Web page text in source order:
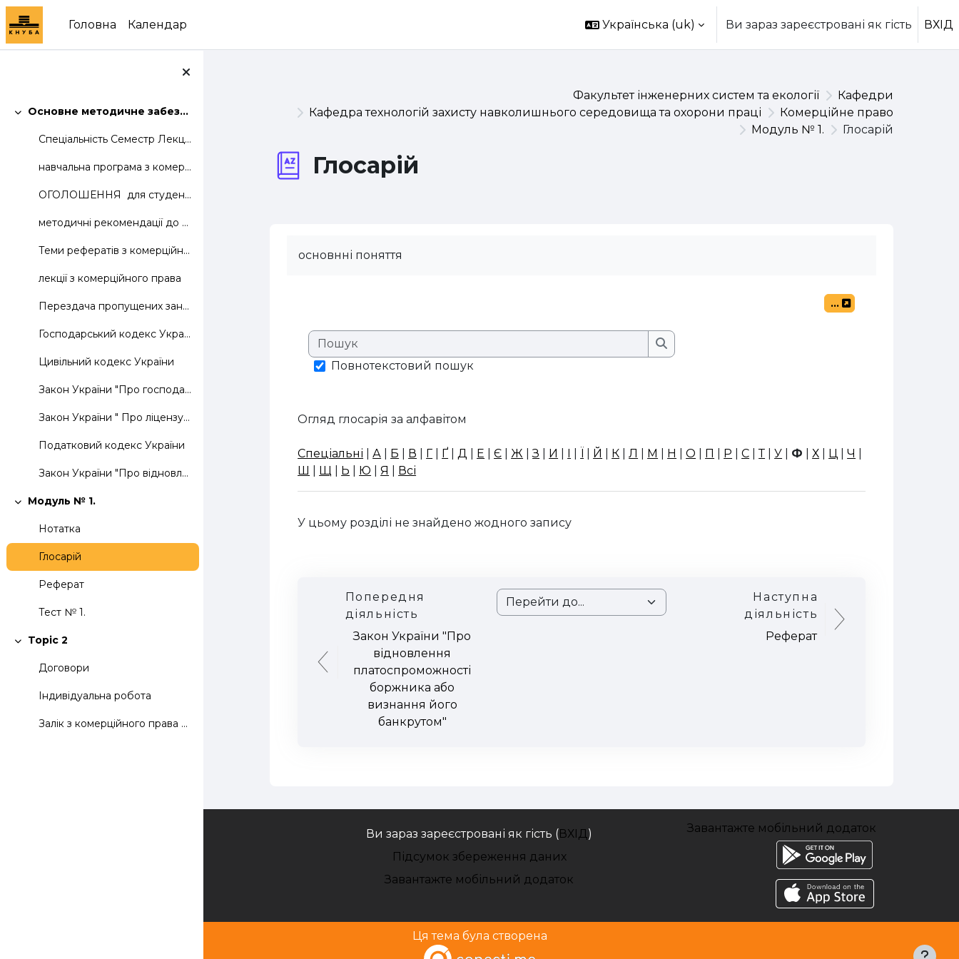
Перейти до головного вмісту
Головна
Календар Українська ‎(uk)‎ Ви зараз зареєстровані як гість ВХІД
Згорнути
Основне методичне забезпечення дисципліни
Спеціальність Семестр Лекцій Лаб. Практ....
навчальна програма з комерційного права
ОГОЛОШЕННЯ для студентів групи ТКД 31: перед п...
методичні рекомендації до оформлення індивідуального завдання
Теми рефератів з комерційного права
лекції з комерційного права
Перездача пропущених занять з комерційного права.
Господарський кодекс України
Цивільний кодекс України
Закон України "Про господарські товариства"
Закон України " Про ліцензування окремих видів господарської діяльності"
Податковий кодекс України
Закон України "Про відновлення платоспроможності боржника або визнання його банкрутом"
Згорнути
Модуль № 1.
Нотатка
Глосарій
Реферат
Тест № 1.
Згорнути
Topic 2
Договори
Індивідуальна робота
Залік з комерційного права відбудеться 27 грудня 2...
Факультет інженерних систем та екології
Кафедри
Кафедра технологій захисту навколишнього середовища та охорони праці
Комерційне право
Модуль № 1.
Глосарій
Глосарій
основнні поняття
...
Експорт записів
Пошук
Пошук
Повнотекстовий пошук
Огляд глосарія за алфавітом
Спеціальні |А Б В Г Ґ |Д Е |Є Ж |З И І Ї Й К |Л М Н |О П Р |С |Т |У Ф |Х Ц |Ч
Ш
Щ Ь Ю |Я Всі
У цьому розділі не знайдено жодного запису
Попередня
діяльність
Закон України "Про
відновлення
платоспроможності
боржника або
визнання його
банкрутом"
Перейти до...
Наступна
діяльність
Реферат
Ви зараз зареєстровані як гість (ВХІД)
Підсумок збереження даних
Завантажте мобільний додаток
Завантажте мобільний додаток
Ця тема була створена